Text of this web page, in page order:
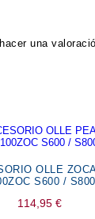
una
OLLE
S600 / S800
114,95 €